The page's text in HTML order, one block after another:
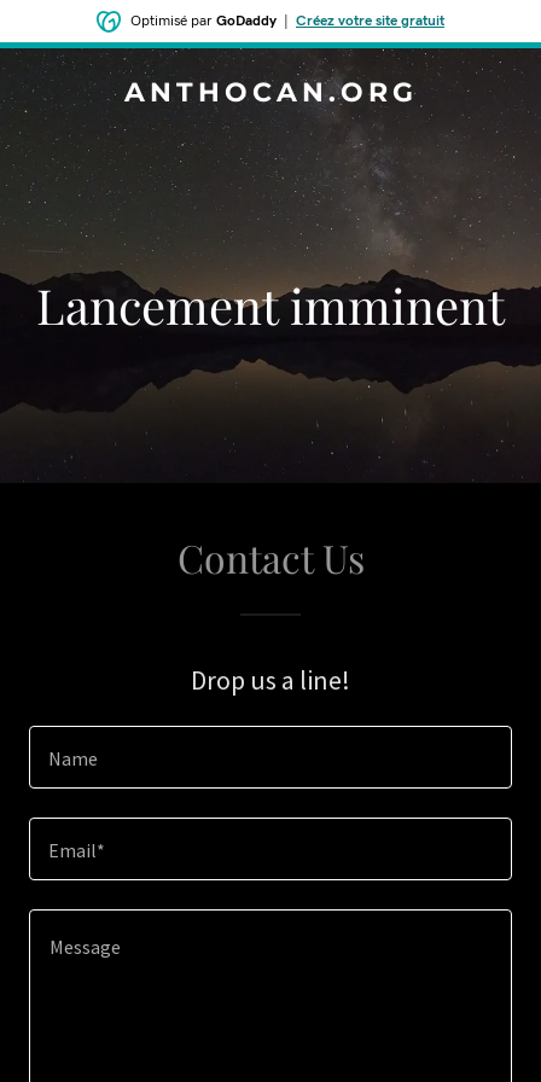
Optimisé par GoDaddy Créez votre site gratuit
ANTHOCAN.ORG
Lancement imminent
Contact Us
Drop us a line!
Name
Email*